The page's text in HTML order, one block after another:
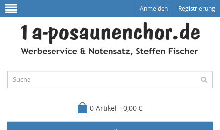
Anmelden Registrierung
0 Artikel - 0,00 €